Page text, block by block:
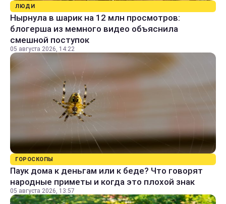
ЛЮДИ
Нырнула в шарик на 12 млн просмотров:
блогерша из мемного видео объяснила
смешной поступок
05 августа 2026, 14:22
ГОРОСКОПЫ
Паук дома к деньгам или к беде? Что говорят
народные приметы и когда это плохой знак
05 августа 2026, 13:57